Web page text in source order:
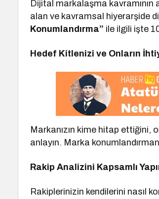
Dijital markalaşma
alan ve kavramsal hiyerarşide
Konumlandırma” ile ilgili işte
Hedef Kitlenizi ve Onların
Markanızın kime hitap ettiğini,
anlayın. Marka
Rakip Analizini Kapsamlı
Rakiplerinizin kendilerini nasıl